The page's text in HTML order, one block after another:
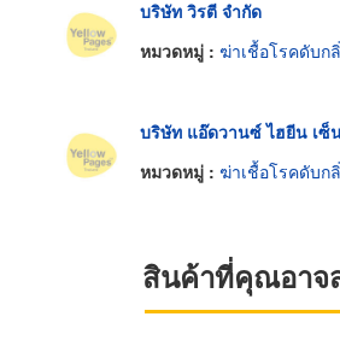
บริษัท วิรตี จำกัด
หมวดหมู่ : ฆ่าเชื้อโรคดับก
บริษัท แอ๊ดวานซ์ ไฮยีน เซ็
หมวดหมู่ : ฆ่าเชื้อโรคดับก
สินค้าที่คุณอาจ